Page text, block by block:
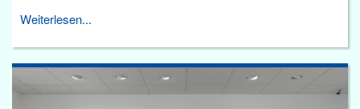
Weiterlesen...